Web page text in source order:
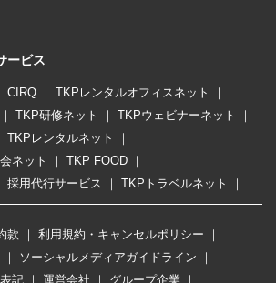
ービス
CIRQ
TKPレンタルオフィスネット
TKP研修ネット
TKPウェビナーネット
TKPレンタルネット
ネット
TKP FOOD
採用代行サービス TKPトラベルネット
款
利用規約・キャンセルポリシー
ソーシャルメディアガイドライン
記
運営会社 グループ企業